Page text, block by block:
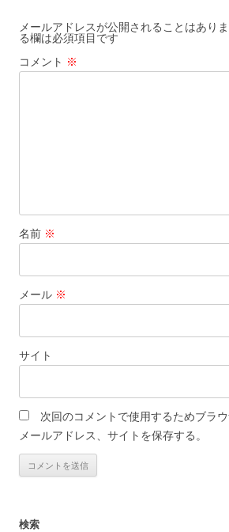
ゲ
ー
シ
メールアドレスが公開されることはありま
る欄は必須項目です
コメント ※
名前 ※
メール ※
サイト
次回のコメントで使用するためブラウ
メールアドレス、サイトを保存する。
検索